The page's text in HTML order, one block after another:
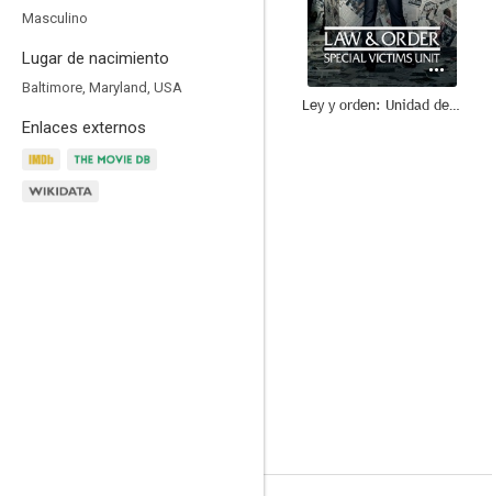
Masculino
Lugar de nacimiento
Baltimore, Maryland, USA
Enlaces externos
Ley y orden: Unidad de Víctimas Especiales